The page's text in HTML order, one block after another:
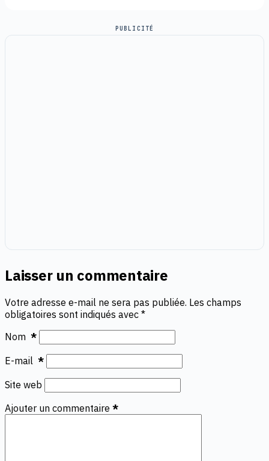
PUBLICITÉ
Laisser un commentaire
Votre adresse e-mail ne sera pas publiée. Les champs
obligatoires sont indiqués avec *
Nom *
E-mail *
Site web
Ajouter un commentaire *